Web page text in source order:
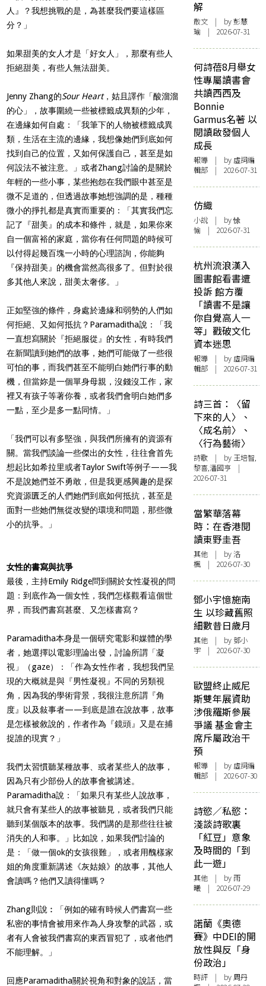
人』？我想挑戰的是，為甚麼我們要這樣區
分？」
如果甜美的女人才是「好女人」，那麼有些人
拒絕甜美，有些人無法甜美。
Jenny Zhang的Sour Heart，姑且譯作「酸溜溜
的心」，故事圍繞一些被標籤成異類的少年，
在邊緣如何自處：「我筆下的人物被標籤成異
類，生活在主流的邊緣，我想像她們到底如何
找到自己的位置，又如何保護自己，甚至是如
何設法不被注意。」或者Zhang討論的是關於
年輕的一些小事，某些抱怨在我們眼中甚至是
微不足道的，但透過故事她想強調的是，種種
微小的掙扎都是真實而重要的：「其實我們忘
記了『甜美』的成本和條件，就是，如果你來
自一個富裕的家庭，當你有任何問題的時候可
以付得起幾百塊一小時的心理諮詢，你能夠
『保持甜美』的機會當然高很多了。但對於很
多其他人來說，甜美太奢侈。」
正如堅強的條件，身處於邊緣和弱勢的人們如
何拒絕、又如何抵抗？Paramaditha說：「我
一直想寫關於『拒絕服從』的女性，有時我們
在新聞讀到她們的故事，她們可能做了一些很
可怕的事，而我們甚至不能明白她們行事的動
機，但當妳是一個單身母親，沒錢沒工作，家
裡又有孩子等著你養，或者我們會明白她們多
一點，至少是多一點同情。」
「我們可以有多堅強，與我們所擁有的資源有
關。當我們談論一些傑出的女性，往往會首先
想起比如希拉里或者Taylor Swift等例子——我
不是說她們並不勇敢，但是我更感興趣的是探
究資源匱乏的人們她們到底如何抵抗，甚至是
面對一些她們無從改變的環境和問題，那些微
小的抗爭。」
女性的書寫與抗爭
最後，主持Emily Ridge問到關於女性凝視的問
題：到底作為一個女性，我們怎樣觀看這個世
界，而我們書寫甚麼、又怎樣書寫？
Paramaditha本身是一個研究電影和媒體的學
者，她選擇以電影理論出發，討論所謂「凝
視」（gaze）：「作為女性作者，我想我們呈
現的大概就是與『男性凝視』不同的另類視
角，因為我的學術背景，我很注意所謂『角
度』以及敍事者——到底是誰在說故事，故事
是怎樣被敘說的，作者作為『鏡頭』又是在捕
捉誰的現實？」
我們太習慣聽某種故事、或者某些人的故事，
因為只有少部份人的故事會被講述。
Paramaditha說：「如果只有某些人說故事，
就只會有某些人的故事被聽見，或者我們只能
聽到某個版本的故事。我們講的是那些往往被
消失的人和事。」比如說，如果我們討論的
是：「做一個ok的女孩很難」，或者用醜樣家
姐的角度重新講述《灰姑娘》的故事，其他人
會讀嗎？他們又讀得懂嗎？
Zhang則說︰「例如的確有時候人們書寫一些
私密的事情會被用來作為人身攻擊的武器，或
者有人會被我們書寫的東西冒犯了，或者他們
不能理解。」
回應Paramaditha關於視角和對象的說話，當
解
散文 | by 彭慧
瑜 | 2026-07-31
何詩蓓8月舉女
性專屬讀書會
共讀西西及
Bonnie
Garmus名著 以
閱讀啟發個人
成長
報導 | by 虛詞編
輯部 | 2026-07-31
仿織
小說 | by 悇
愉 | 2026-07-31
杭州流浪漢入
圖書館看書遭
投訴 館方覆
「讀書不是讓
你自覺高人一
等」戳破文化
資本迷思
報導 | by 虛詞編
輯部 | 2026-07-31
詩三首：〈留
下來的人〉、
〈成名前〉、
〈行為藝術〉
詩歌 | by 王培智,
黎喜,潘國亨 |
2026-07-31
當繁華落幕
時：在香港閱
讀東野圭吾
其他 | by洛
楓 | 2026-07-30
鄧小宇憶施南
生 以珍藏舊照
細數昔日歲月
其他 | by 鄧小
宇 | 2026-07-30
歐盟終止威尼
斯雙年展資助
涉俄羅斯參展
爭議 基金會主
席斥屬政治干
預
報導 | by 虛詞編
輯部 | 2026-07-30
詩慾／私慾：
淺談詩歌裏
「紅豆」意象
及時間的「到
此一遊」
其他 | by 雨
曦 | 2026-07-29
諾蘭《奧德
賽》中DEI的開
放性與反「身
份政治」
時評 | by周丹